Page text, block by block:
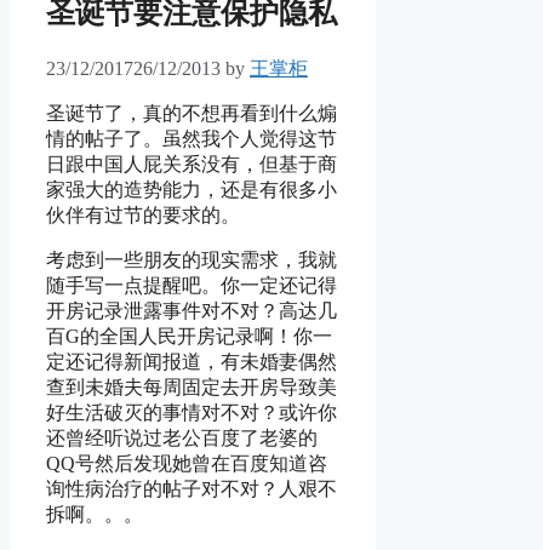
圣诞节要注意保护隐私
23/12/201726/12/2013 by 王掌柜
圣诞节了，真的不想再看到什么煽
情的帖子了。虽然我个人觉得这节
日跟中国人屁关系没有，但基于商
家强大的造势能力，还是有很多小
伙伴有过节的要求的。
考虑到一些朋友的现实需求，我就
随手写一点提醒吧。你一定还记得
开房记录泄露事件对不对？高达几
百G的全国人民开房记录啊！你一
定还记得新闻报道，有未婚妻偶然
查到未婚夫每周固定去开房导致美
好生活破灭的事情对不对？或许你
还曾经听说过老公百度了老婆的
QQ号然后发现她曾在百度知道咨
询性病治疗的帖子对不对？人艰不
拆啊。。。